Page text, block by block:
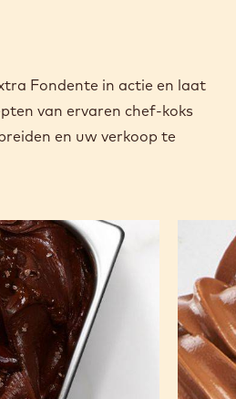
Fondente in actie en laat
van ervaren chef-koks
en uw verkoop te
Gelato